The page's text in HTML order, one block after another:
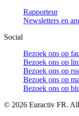
Rapporteur
Newsletters en
Social
Bezoek ons op
Bezoek ons op
Bezoek ons op
Bezoek ons op
Bezoek ons op
© 2026 Euractiv FR.